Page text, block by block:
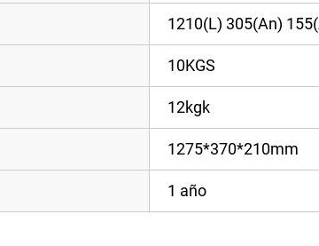
1210(L) 305(An)
10KGS
12kgk
1275*370*210mm
1 año